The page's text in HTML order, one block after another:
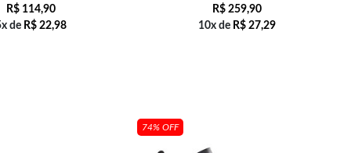
R$ 114,90
de R$ 22,98
R$ 259,90
10x de R$ 27,29
74% OFF